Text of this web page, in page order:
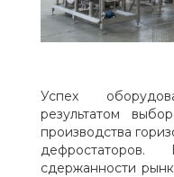
Успех
результатом
производства
дефростаторов.
сдержанности